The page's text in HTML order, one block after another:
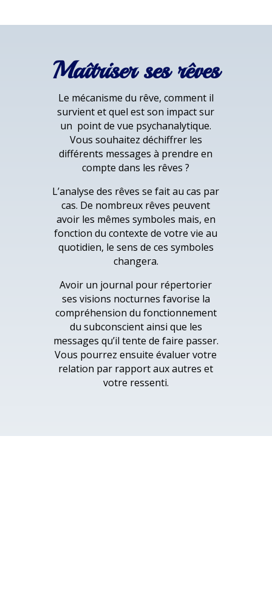
Maîtriser ses rêves
Le mécanisme du rêve, comment il
survient et quel est son impact sur
un point de vue psychanalytique.
Vous souhaitez déchiffrer les
différents messages à prendre en
compte dans les rêves ?
L’analyse des rêves se fait au cas par
cas. De nombreux rêves peuvent
avoir les mêmes symboles mais, en
fonction du contexte de votre vie au
quotidien, le sens de ces symboles
changera.
Avoir un journal pour répertorier
ses visions nocturnes favorise la
compréhension du fonctionnement
du subconscient ainsi que les
messages qu’il tente de faire passer.
Vous pourrez ensuite évaluer votre
relation par rapport aux autres et
votre ressenti.